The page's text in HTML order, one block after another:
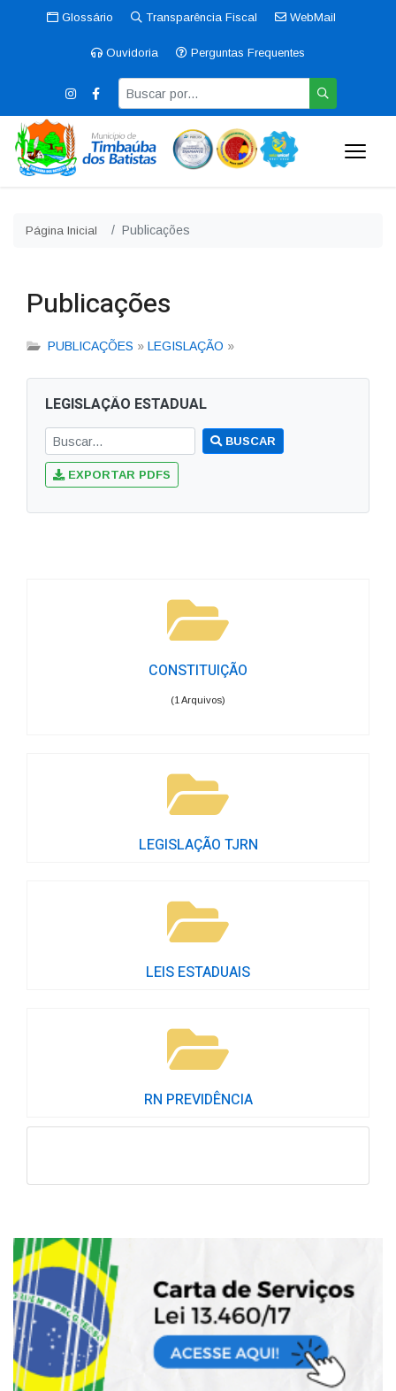
Glossário Transparência Fiscal WebMail
Ouvidoria Perguntas Frequentes
Página Inicial Publicações
Publicações
PUBLICAÇÕES » LEGISLAÇÃO »
LEGISLAÇÃO ESTADUAL
BUSCAR
EXPORTAR PDFS
CONSTITUIÇÃO
(1 Arquivos)
LEGISLAÇÃO TJRN
LEIS ESTADUAIS
RN PREVIDÊNCIA